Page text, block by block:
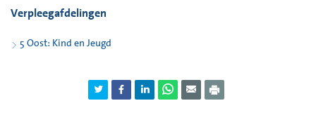
niet meer dan 50 gram (10 tubes) per 24 uur.
Verpleegafdelingen
5 Oost: Kind en Jeugd